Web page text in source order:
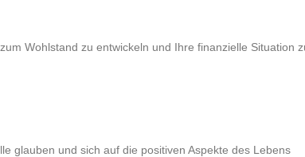
Wohlstand zu entwickeln und Ihre finanzielle Situation
glauben und sich auf die positiven Aspekte des Lebens